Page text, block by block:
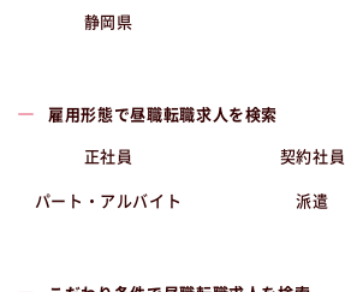
静岡県
雇用形態で昼職転職求人を検索
正社員 契約社員
パート・アルバイト 派遣